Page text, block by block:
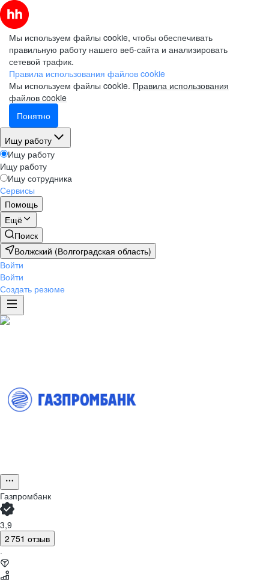
Мы используем файлы cookie, чтобы обеспечивать
правильную работу нашего веб-сайта и анализировать
сетевой трафик.
Правила использования файлов cookie
Мы используем файлы cookie. Правила использования
файлов cookie
Понятно
Ищу работу
Ищу работу
Ищу работу
Ищу сотрудника
Сервисы
Помощь
Ещё
Поиск
Волжский (Волгоградская область)
Войти
Войти
Создать резюме
Газпромбанк
3,9
2 751 отзыв
·